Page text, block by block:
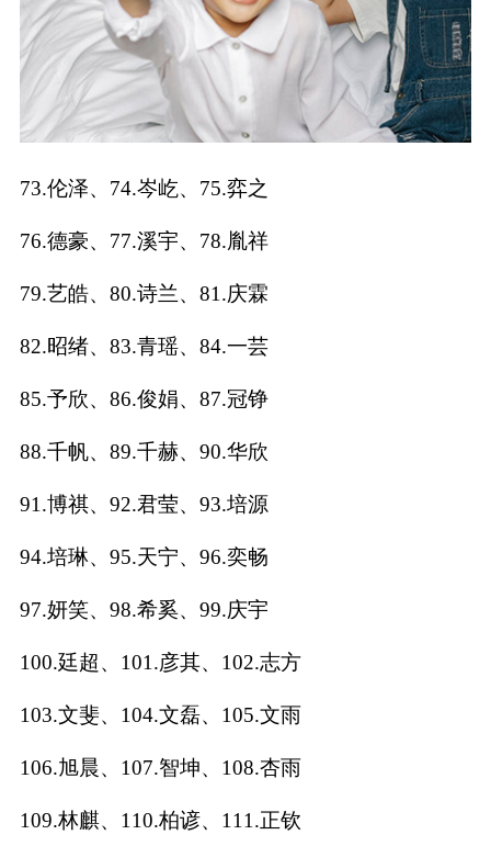
73.伦泽、74.岑屹、75.弈之
76.德豪、77.溪宇、78.胤祥
79.艺皓、80.诗兰、81.庆霖
82.昭绪、83.青瑶、84.一芸
85.予欣、86.俊娟、87.冠铮
88.千帆、89.千赫、90.华欣
91.博祺、92.君莹、93.培源
94.培琳、95.天宁、96.奕畅
97.妍笑、98.希奚、99.庆宇
100.廷超、101.彦其、102.志方
103.文斐、104.文磊、105.文雨
106.旭晨、107.智坤、108.杏雨
109.林麒、110.柏谚、111.正钦